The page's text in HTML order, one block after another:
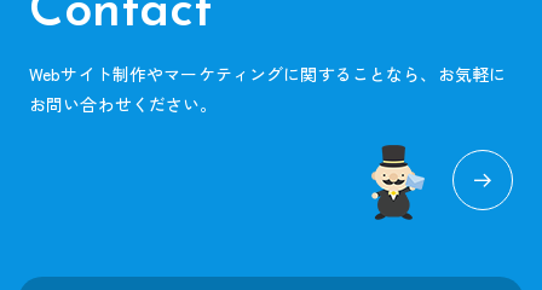
Contact
Webサイト制作やマーケティングに関することなら、お気軽に
お問い合わせください。